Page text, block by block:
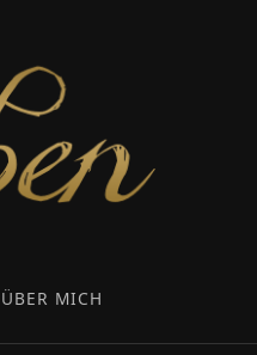
ÜBER MICH